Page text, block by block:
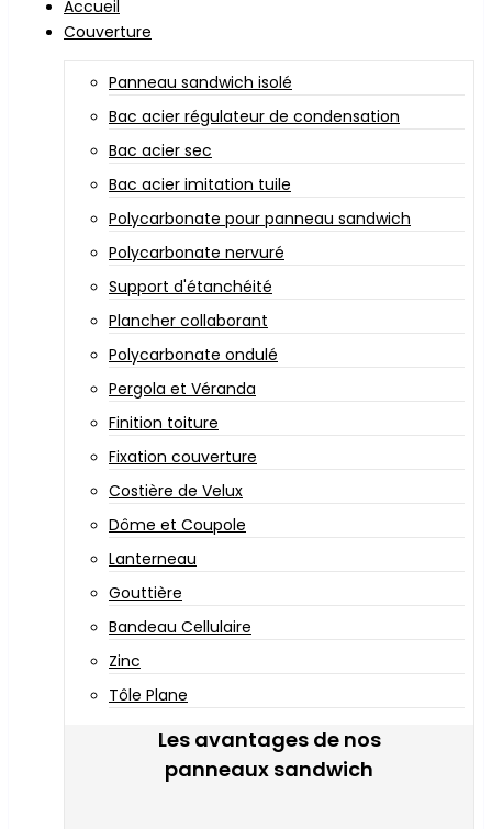
Accueil
Couverture
Panneau sandwich isolé
Bac acier régulateur de condensation
Bac acier sec
Bac acier imitation tuile
Polycarbonate pour panneau sandwich
Polycarbonate nervuré
Support d'étanchéité
Plancher collaborant
Polycarbonate ondulé
Pergola et Véranda
Finition toiture
Fixation couverture
Costière de Velux
Dôme et Coupole
Lanterneau
Gouttière
Bandeau Cellulaire
Zinc
Tôle Plane
Les avantages de nos
panneaux sandwich